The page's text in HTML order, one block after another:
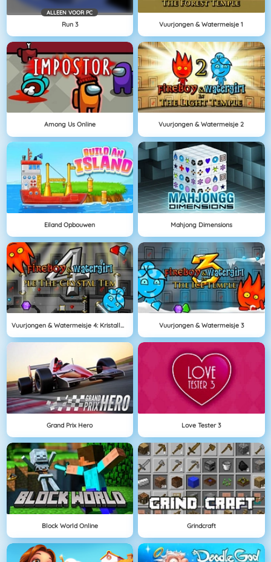
ALLEEN VOOR PC
Run 3 Vuurjongen & Watermeisje 1
Among Us Online Vuurjongen & Watermeisje 2
Eiland Opbouwen Mahjong Dimensions
Vuurjongen & Watermeisje 4: Kristallen Tempel Vuurjongen & Watermeisje 3
Grand Prix Hero Love Tester 3
Block World Online Grindcraft